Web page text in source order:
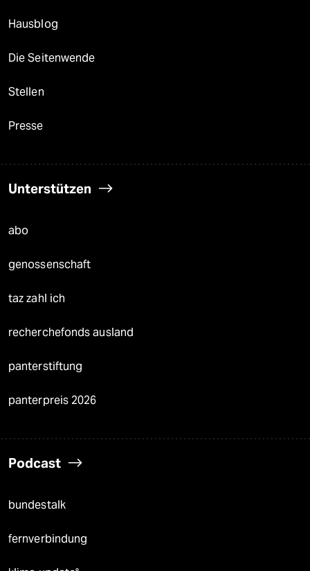
Hausblog
Die Seitenwende
Stellen
Presse
Unterstützen
abo
genossenschaft
taz zahl ich
recherchefonds ausland
panterstiftung
panterpreis 2026
Podcast
bundestalk
fernverbindung